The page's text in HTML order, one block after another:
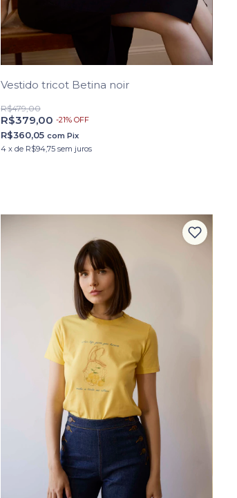
Vestido tricot Betina noir
R$379,00 -21% OFF
R$479,00
R$360,05 com Pix
4 x de R$94,75 sem juros